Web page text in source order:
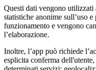
Questi dati vengono
statistiche anonime sull’uso
funzionamento e vengono
l’elaborazione.
Inoltre, l’app può richiede
esplicita conferma